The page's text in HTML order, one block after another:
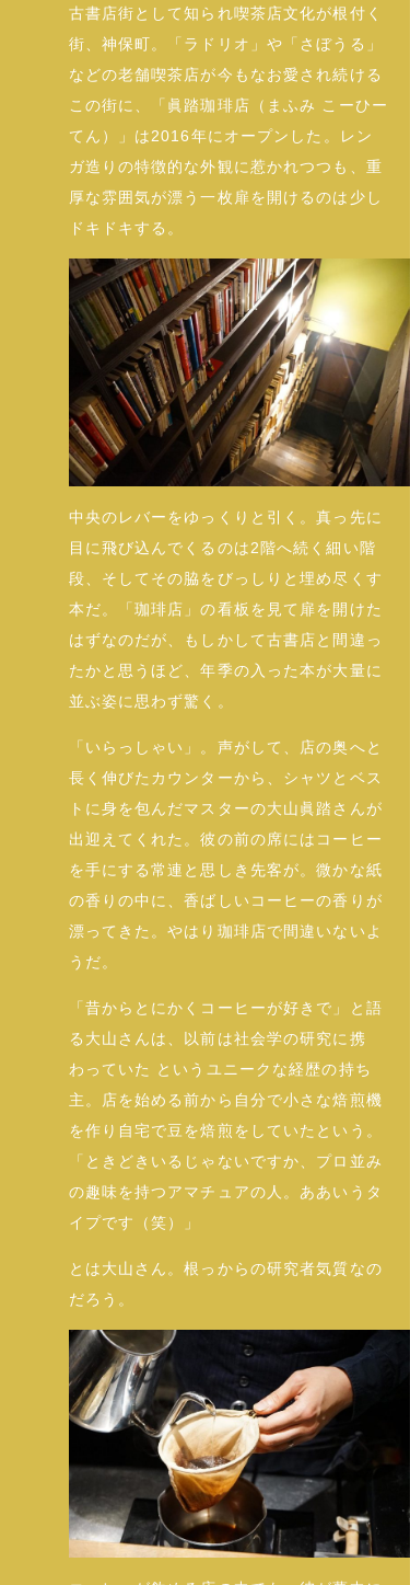
古書店街として知られ喫茶店文化が根付く
街、神保町。「ラドリオ」や「さぼうる」
などの老舗喫茶店が今もなお愛され続ける
この街に、「眞踏珈琲店（まふみ こーひー
てん）」は2016年にオープンした。レン
ガ造りの特徴的な外観に惹かれつつも、重
厚な雰囲気が漂う一枚扉を開けるのは少し
ドキドキする。
中央のレバーをゆっくりと引く。真っ先に
目に飛び込んでくるのは2階へ続く細い階
段、そしてその脇をびっしりと埋め尽くす
本だ。「珈琲店」の看板を見て扉を開けた
はずなのだが、もしかして古書店と間違っ
たかと思うほど、年季の入った本が大量に
並ぶ姿に思わず驚く。
「いらっしゃい」。声がして、店の奥へと
長く伸びたカウンターから、シャツとベス
トに身を包んだマスターの大山眞踏さんが
出迎えてくれた。彼の前の席にはコーヒー
を手にする常連と思しき先客が。微かな紙
の香りの中に、香ばしいコーヒーの香りが
漂ってきた。やはり珈琲店で間違いないよ
うだ。
「昔からとにかくコーヒーが好きで」と語
る大山さんは、以前は社会学の研究に携
わっていた というユニークな経歴の持ち
主。店を始める前から自分で小さな焙煎機
を作り自宅で豆を焙煎をしていたという。
「ときどきいるじゃないですか、プロ並み
の趣味を持つアマチュアの人。ああいうタ
イプです（笑）」
とは大山さん。根っからの研究者気質なの
だろう。